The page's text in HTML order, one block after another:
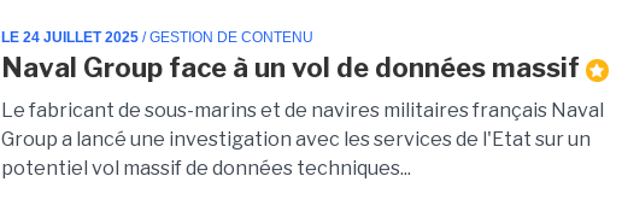
LE 24 JUILLET 2025 / GESTION DE CONTENU
Naval Group face à un vol de données massif
Le fabricant de sous-marins et de navires militaires français Naval
Group a lancé une investigation avec les services de l'Etat sur un
potentiel vol massif de données techniques...